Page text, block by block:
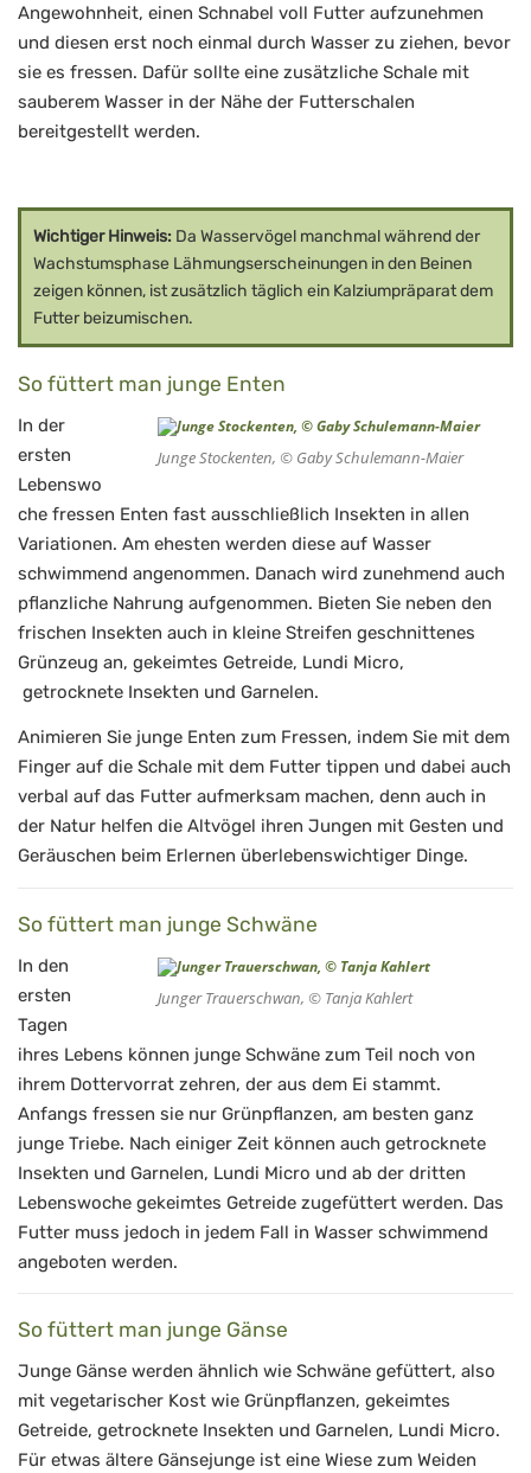
Angewohnheit, einen Schnabel voll Futter aufzunehmen
und diesen erst noch einmal durch Wasser zu ziehen, bevor
sie es fressen. Dafür sollte eine zusätzliche Schale mit
sauberem Wasser in der Nähe der Futterschalen
bereitgestellt werden.
Wichtiger Hinweis: Da Wasservögel manchmal während der
Wachstumsphase Lähmungserscheinungen in den Beinen
zeigen können, ist zusätzlich täglich ein Kalziumpräparat dem
Futter beizumischen.
So füttert man junge Enten
Junge Stockenten, © Gaby Schulemann-Maier
In der
ersten
Lebenswo
che fressen Enten fast ausschließlich Insekten in allen
Variationen. Am ehesten werden diese auf Wasser
schwimmend angenommen. Danach wird zunehmend auch
pflanzliche Nahrung aufgenommen. Bieten Sie neben den
frischen Insekten auch in kleine Streifen geschnittenes
Grünzeug an, gekeimtes Getreide, Lundi Micro,
getrocknete Insekten und Garnelen.
Animieren Sie junge Enten zum Fressen, indem Sie mit dem
Finger auf die Schale mit dem Futter tippen und dabei auch
verbal auf das Futter aufmerksam machen, denn auch in
der Natur helfen die Altvögel ihren Jungen mit Gesten und
Geräuschen beim Erlernen überlebenswichtiger Dinge.
So füttert man junge Schwäne
Junger Trauerschwan, © Tanja Kahlert
In den
ersten
Tagen
ihres Lebens können junge Schwäne zum Teil noch von
ihrem Dottervorrat zehren, der aus dem Ei stammt.
Anfangs fressen sie nur Grünpflanzen, am besten ganz
junge Triebe. Nach einiger Zeit können auch getrocknete
Insekten und Garnelen, Lundi Micro und ab der dritten
Lebenswoche gekeimtes Getreide zugefüttert werden. Das
Futter muss jedoch in jedem Fall in Wasser schwimmend
angeboten werden.
So füttert man junge Gänse
Junge Gänse werden ähnlich wie Schwäne gefüttert, also
mit vegetarischer Kost wie Grünpflanzen, gekeimtes
Getreide, getrocknete Insekten und Garnelen, Lundi Micro.
Für etwas ältere Gänsejunge ist eine Wiese zum Weiden